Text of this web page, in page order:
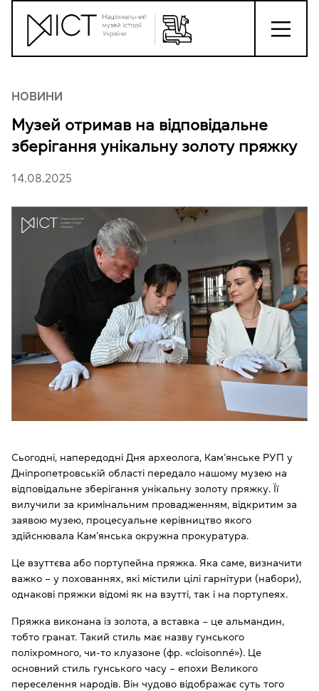
НОВИНИ
Музей отримав на відповідальне
зберігання унікальну золоту пряжку
14.08.2025
Сьогодні, напередодні Дня археолога, Кам’янське РУП у
Дніпропетровській області передало нашому музею на
відповідальне зберігання унікальну золоту пряжку. Її
вилучили за кримінальним провадженням, відкритим за
заявою музею, процесуальне керівництво якого
здійснювала Кам’янська окружна прокуратура.
Це взуттєва або портупейна пряжка. Яка саме, визначити
важко – у похованнях, які містили цілі гарнітури (набори),
однакові пряжки відомі як на взутті, так і на портупеях.
Пряжка виконана із золота, а вставка – це альмандин,
тобто гранат. Такий стиль має назву гунського
поліхромного, чи-то клуазоне (фр. «cloisonné»). Це
основний стиль гунського часу – епохи Великого
переселення народів. Він чудово відображає суть того